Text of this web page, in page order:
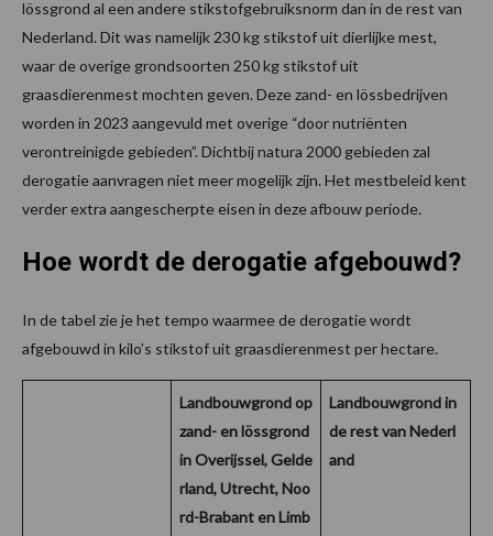
lössgrond al een andere stikstofgebruiksnorm dan in de rest van
Nederland. Dit was namelijk 230 kg stikstof uit dierlijke mest,
waar de overige grondsoorten 250 kg stikstof uit
graasdierenmest mochten geven. Deze zand- en lössbedrijven
worden in 2023 aangevuld met overige “door nutriënten
verontreinigde gebieden”. Dichtbij natura 2000 gebieden zal
derogatie aanvragen niet meer mogelijk zijn. Het mestbeleid kent
verder extra aangescherpte eisen in deze afbouw periode.
Hoe wordt de derogatie afgebouwd?
In de tabel zie je het tempo waarmee de derogatie wordt
afgebouwd in kilo’s stikstof uit graasdierenmest per hectare.
Landbouwgrond op
zand- en lössgrond
in Overijssel, Gelde
rland, Utrecht, Noo
rd-Brabant en Limb
Landbouwgrond in
de rest van Nederl
and